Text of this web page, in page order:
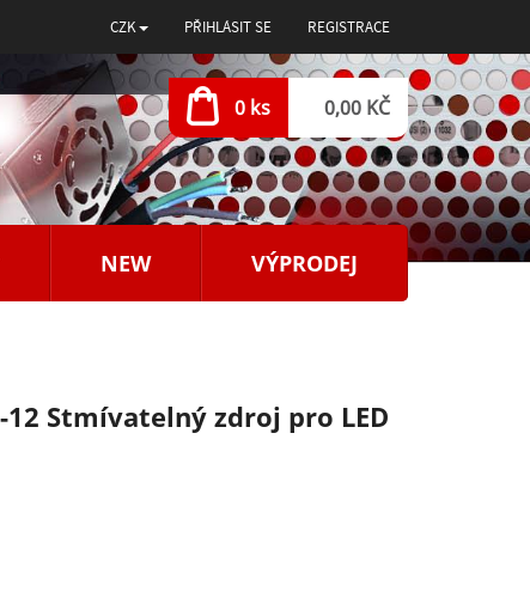
CZK PŘIHLÁSIT SE REGISTRACE
0 ks 0,00 KČ
NEW VÝPRODEJ
12 Stmívatelný zdroj pro LED